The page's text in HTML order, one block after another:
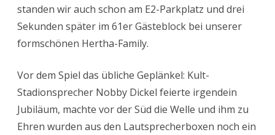
standen wir auch schon am E2-Parkplatz und drei
Sekunden später im 61er Gästeblock bei unserer
formschönen Hertha-Family.
Vor dem Spiel das übliche Geplänkel: Kult-
Stadionsprecher Nobby Dickel feierte irgendein
Jubiläum, machte vor der Süd die Welle und ihm zu
Ehren wurden aus den Lautsprecherboxen noch ein